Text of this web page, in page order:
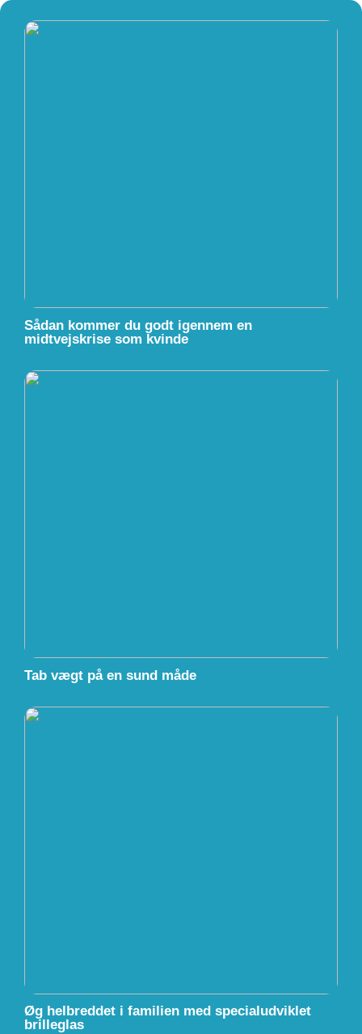
Sådan kommer du godt igennem en
midtvejskrise som kvinde
Tab vægt på en sund måde
Øg helbreddet i familien med specialudviklet
brilleglas